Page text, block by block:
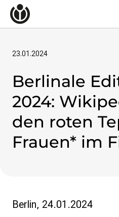
Zum Inhalt überspringen
Wikipedia unterstützen
Spenden
Mitmachen
News
Blog
Veranstaltungen
Publikationen
Tech Snacks
Wikimove
Freie Inhalte
Wissensgerechtigkeit
23.01.2024
Berlinale
2024:
den roten
Frauen* im
Berlin, 24.01.2024